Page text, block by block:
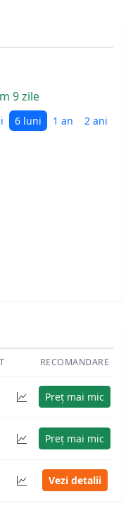
9 zile
6 luni 1 an 2 ani
RECOMANDARE
Preț mai mic
Preț mai mic
Vezi detalii